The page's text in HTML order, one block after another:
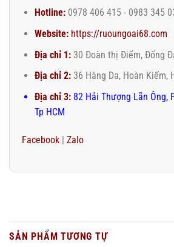
Hotline:0978 406 415 - 0983 345
Website: https://ruoungoai68.com
Địa chỉ 1:30 Đoàn thị Điểm, Đống
Địa chỉ 2:36 Hàng Da, Hoàn Kiếm,
Địa chỉ 3:82 Hải Thượng Lãn Ông,
Tp HCM
Facebook | Zalo
SẢN PHẨM TƯƠNG TỰ